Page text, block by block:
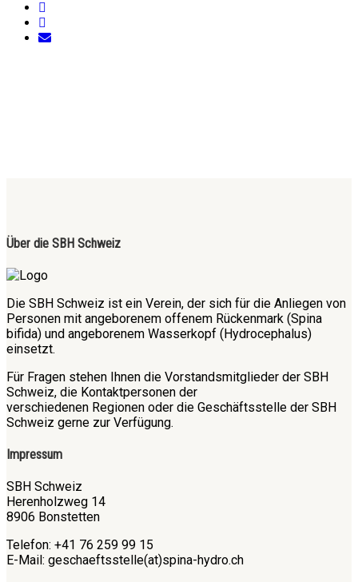
Über die SBH Schweiz
Die SBH Schweiz ist ein Verein, der sich für die Anliegen von
Personen mit angeborenem offenem Rückenmark (Spina
bifida) und angeborenem Wasserkopf (Hydrocephalus)
einsetzt.
Für Fragen stehen Ihnen die Vorstandsmitglieder der SBH
Schweiz, die Kontaktpersonen der
verschiedenen Regionen oder die Geschäftsstelle der SBH
Schweiz gerne zur Verfügung.
Impressum
SBH Schweiz
Herenholzweg 14
8906 Bonstetten
Telefon: +41 76 259 99 15
E-Mail: geschaeftsstelle(at)spina-hydro.ch